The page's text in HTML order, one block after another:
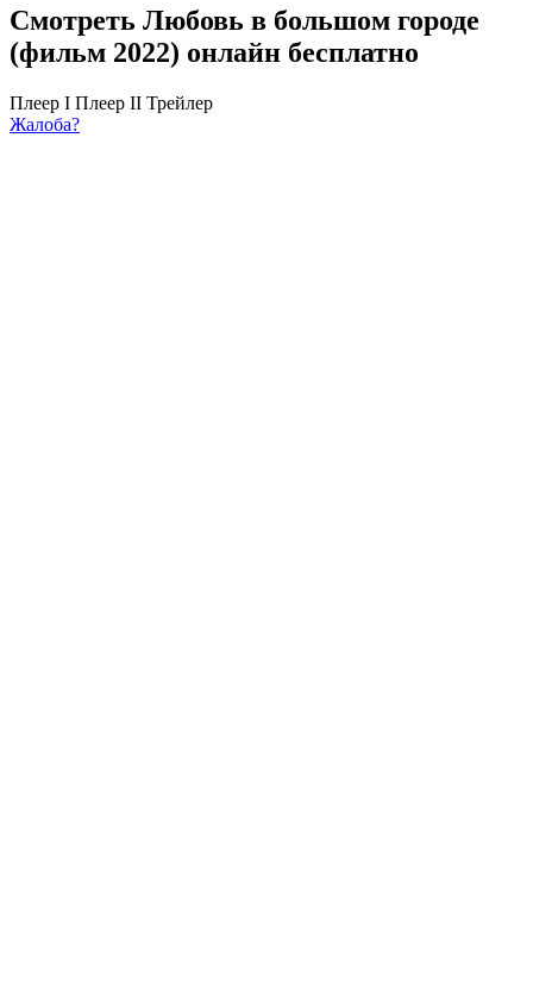
Смотреть Любовь в большом городе
(фильм 2022) онлайн бесплатно
Плеер I Плеер II Трейлер
Жалоба?